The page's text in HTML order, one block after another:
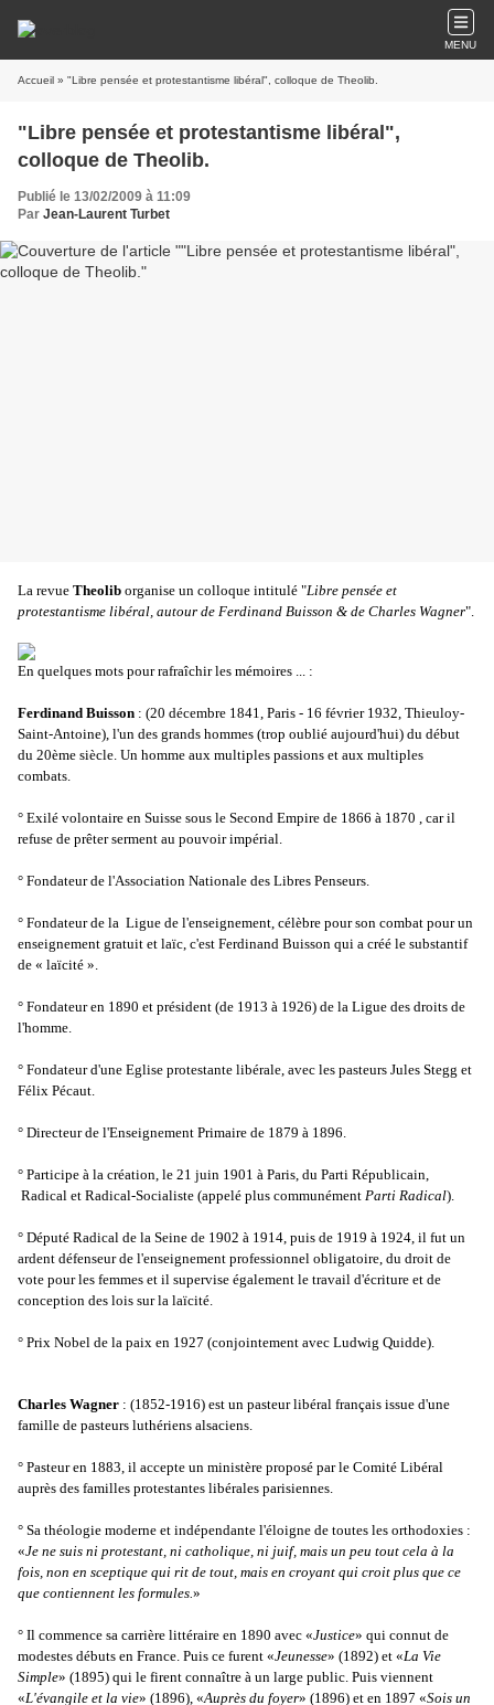
MENU
Accueil » "Libre pensée et protestantisme libéral", colloque de Theolib.
"Libre pensée et protestantisme libéral",
colloque de Theolib.
Publié le 13/02/2009 à 11:09
Par Jean-Laurent Turbet
La revue Theolib organise un colloque intitulé "Libre pensée et
protestantisme libéral, autour de Ferdinand Buisson & de Charles Wagner".
En quelques mots pour rafraîchir les mémoires ... :
Ferdinand Buisson : (20 décembre 1841, Paris - 16 février 1932, Thieuloy-
Saint-Antoine), l'un des grands hommes (trop oublié aujourd'hui) du début
du 20ème siècle. Un homme aux multiples passions et aux multiples
combats.
° Exilé volontaire en Suisse sous le Second Empire de 1866 à 1870 , car il
refuse de prêter serment au pouvoir impérial.
° Fondateur de l'Association Nationale des Libres Penseurs.
° Fondateur de la Ligue de l'enseignement, célèbre pour son combat pour un
enseignement gratuit et laïc, c'est Ferdinand Buisson qui a créé le substantif
de « laïcité ».
° Fondateur en 1890 et président (de 1913 à 1926) de la Ligue des droits de
l'homme.
° Fondateur d'une Eglise protestante libérale, avec les pasteurs Jules Stegg et
Félix Pécaut.
° Directeur de l'Enseignement Primaire de 1879 à 1896.
° Participe à la création, le 21 juin 1901 à Paris, du Parti Républicain,
Radical et Radical-Socialiste (appelé plus communément Parti Radical).
° Député Radical de la Seine de 1902 à 1914, puis de 1919 à 1924, il fut un
ardent défenseur de l'enseignement professionnel obligatoire, du droit de
vote pour les femmes et il supervise également le travail d'écriture et de
conception des lois sur la laïcité.
° Prix Nobel de la paix en 1927 (conjointement avec Ludwig Quidde).
Charles Wagner : (1852-1916) est un pasteur libéral français issue d'une
famille de pasteurs luthériens alsaciens.
° Pasteur en 1883, il accepte un ministère proposé par le Comité Libéral
auprès des familles protestantes libérales parisiennes.
° Sa théologie moderne et indépendante l'éloigne de toutes les orthodoxies :
«Je ne suis ni protestant, ni catholique, ni juif, mais un peu tout cela à la
fois, non en sceptique qui rit de tout, mais en croyant qui croit plus que ce
que contiennent les formules.»
° Il commence sa carrière littéraire en 1890 avec «Justice» qui connut de
modestes débuts en France. Puis ce furent «Jeunesse» (1892) et «La Vie
Simple» (1895) qui le firent connaître à un large public. Puis viennent
«L'évangile et la vie» (1896), «Auprès du foyer» (1896) et en 1897 «Sois un